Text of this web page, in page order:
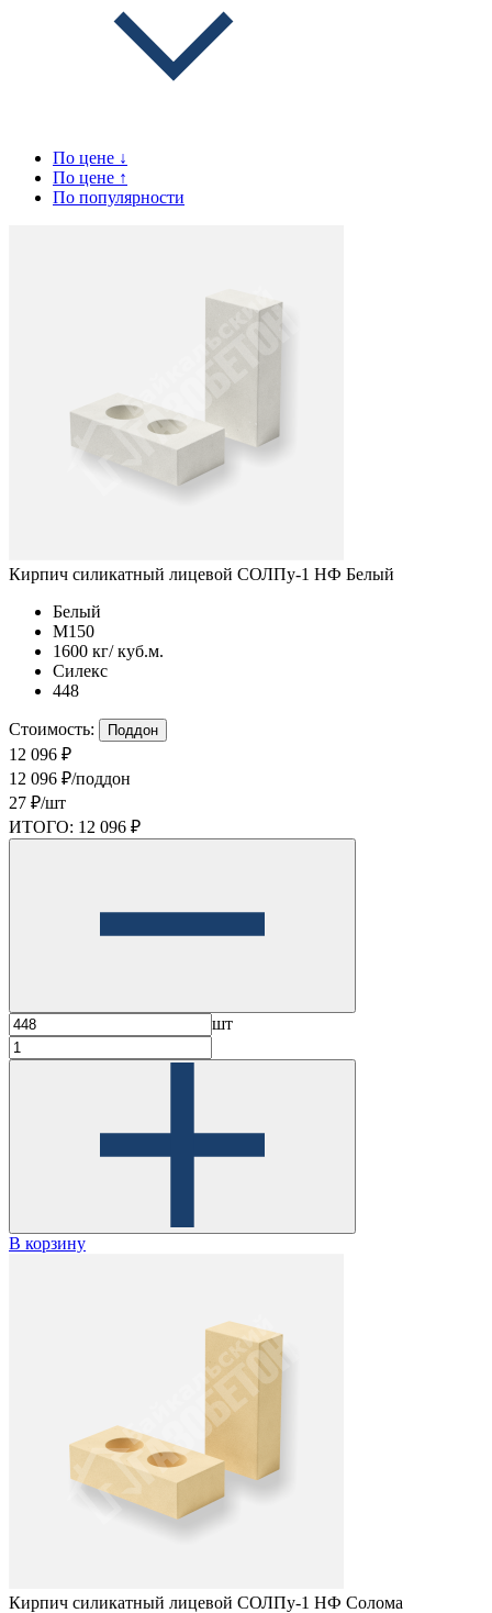
По цене ↓
По цене ↑
По популярности
Кирпич силикатный лицевой СОЛПу-1 НФ Белый
Белый
М150
1600 кг/ куб.м.
Силекс
448
Стоимость: Поддон
12 096 ₽
12 096 ₽/поддон
27 ₽/шт
ИТОГО: 12 096 ₽
шт
В корзину
Кирпич силикатный лицевой СОЛПу-1 НФ Солома